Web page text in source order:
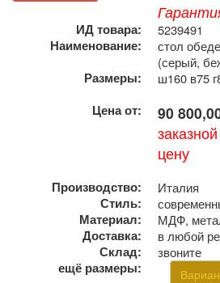
ИД товара:
5239491
Наименование:
стол
(серый,
Размеры:
ш160 в75
Цена от:
90
цену
Производство:
Италия
Стиль:
Материал:
МДФ,
Доставка:
в любой
Склад:
звоните
ещё размеры: